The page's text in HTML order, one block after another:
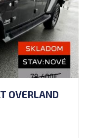
OVERLAND